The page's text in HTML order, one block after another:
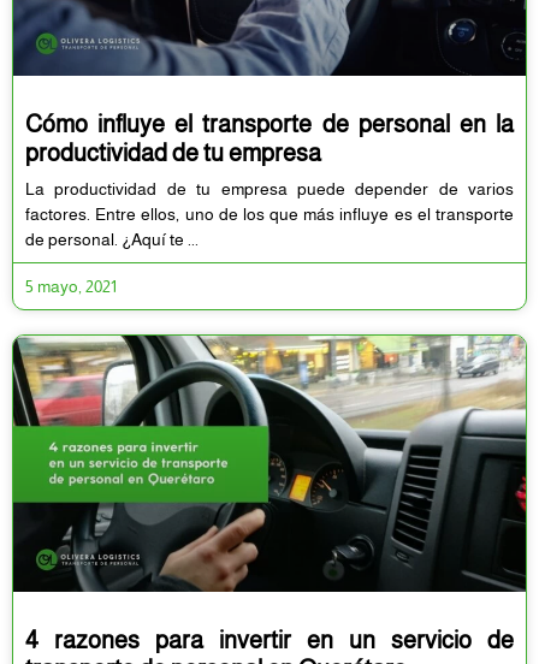
Cómo influye el transporte de personal en la
productividad de tu empresa
La productividad de tu empresa puede depender de varios
factores. Entre ellos, uno de los que más influye es el transporte
de personal. ¿Aquí te
5 mayo, 2021
4 razones para invertir en un servicio de